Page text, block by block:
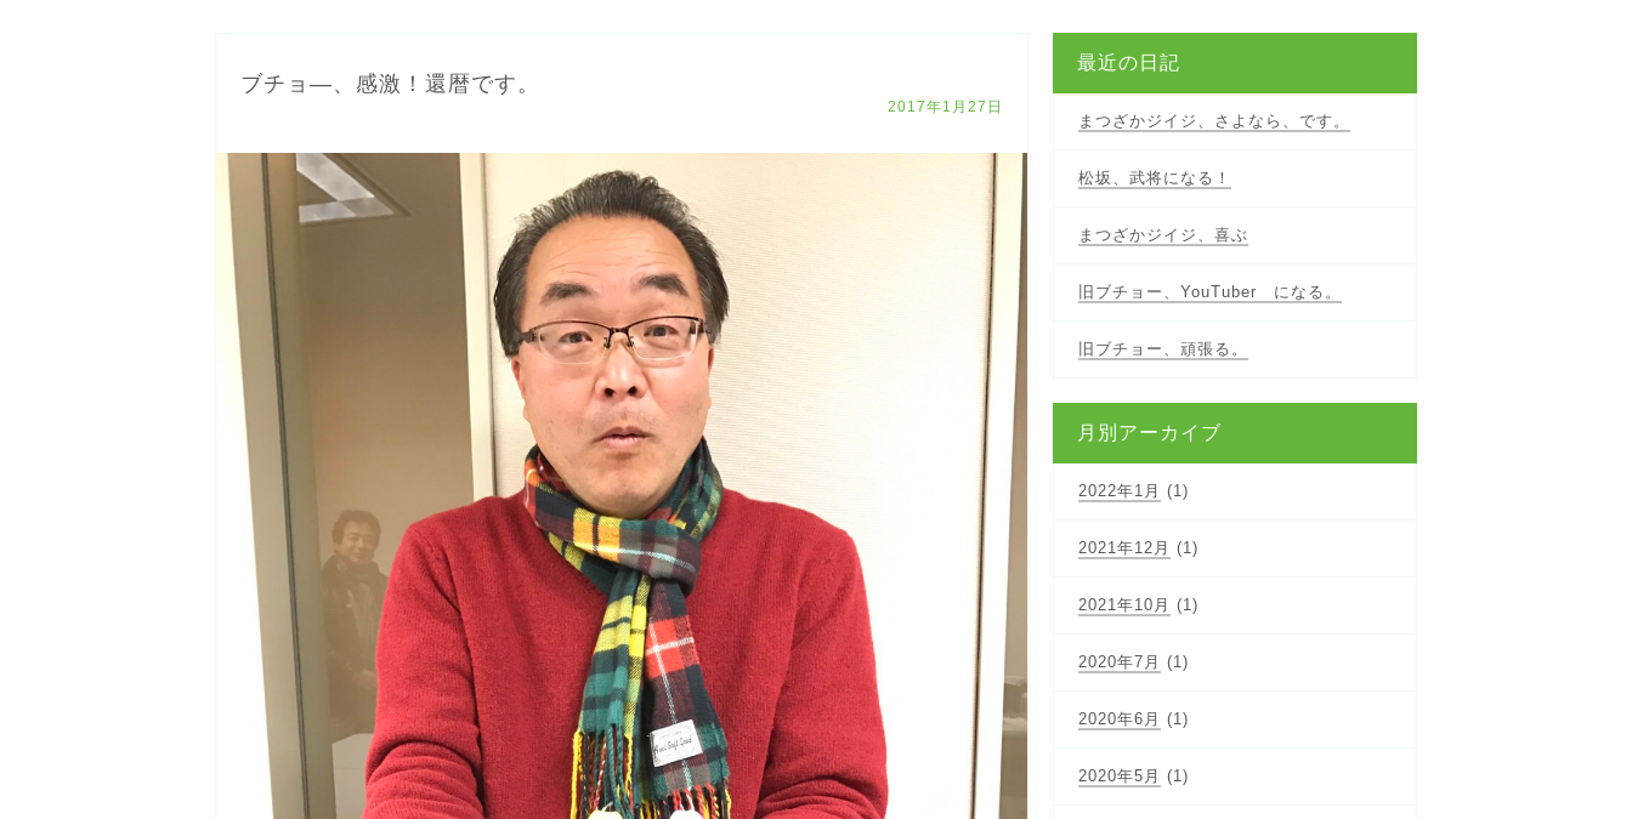
ブチョ―、感激！還暦です。
2017年1月27日
最近の日記
まつざかジイジ、さよなら、です。
松坂、武将になる！
まつざかジイジ、喜ぶ
旧ブチョー、YouTuber になる。
旧ブチョー、頑張る。
月別アーカイブ
2022年1月 (1)
2021年12月 (1)
2021年10月 (1)
2020年7月 (1)
2020年6月 (1)
2020年5月 (1)